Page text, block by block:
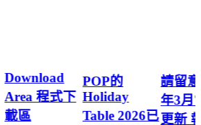
Download
Area 程式下
載區
POP的
Holiday
Table 2026已
請留
年3月
更新